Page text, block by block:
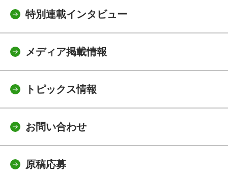
特別連載インタビュー
メディア掲載情報
トピックス情報
お問い合わせ
原稿応募